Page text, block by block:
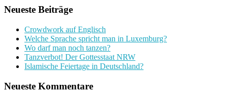
Neueste Beiträge
Crowdwork auf Englisch
Welche Sprache spricht man in Luxemburg?
Wo darf man noch tanzen?
Tanzverbot! Der Gottesstaat NRW
Islamische Feiertage in Deutschland?
Neueste Kommentare